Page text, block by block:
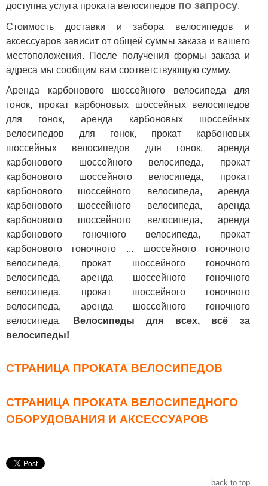
доступна услуга проката велосипедов по запросу.
Стоимость доставки и забора велосипедов и
аксессуаров зависит от общей суммы заказа и вашего
местоположения. После получения формы заказа и
адреса мы сообщим вам соответствующую сумму.
Аренда карбонового шоссейного велосипеда для
гонок, прокат карбоновых шоссейных велосипедов
для гонок, аренда карбоновых шоссейных
велосипедов для гонок, прокат карбоновых
шоссейных велосипедов для гонок, аренда
карбонового шоссейного велосипеда, прокат
карбонового шоссейного велосипеда, прокат
карбонового шоссейного велосипеда, аренда
карбонового шоссейного велосипеда, аренда
карбонового шоссейного велосипеда, аренда
карбонового гоночного велосипеда, прокат
карбонового гоночного ... шоссейного гоночного
велосипеда, прокат шоссейного гоночного
велосипеда, аренда шоссейного гоночного
велосипеда, прокат шоссейного гоночного
велосипеда, аренда шоссейного гоночного
велосипеда.
Велосипеды для всех, всё за
велосипеды!
СТРАНИЦА ПРОКАТА ВЕЛОСИПЕДОВ
СТРАНИЦА ПРОКАТА ВЕЛОСИПЕДНОГО
ОБОРУДОВАНИЯ И АКСЕССУАРОВ
back to top